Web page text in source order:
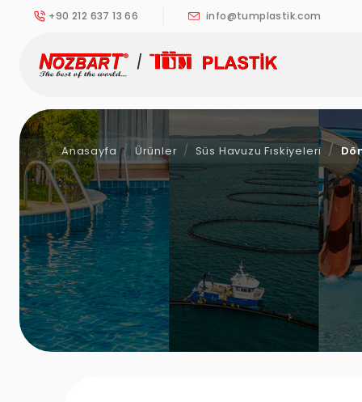
+90 212 637 13 66 info@tumplastik.com
Anasayfa Ürünler Süs Havuzu Fıskiyeleri